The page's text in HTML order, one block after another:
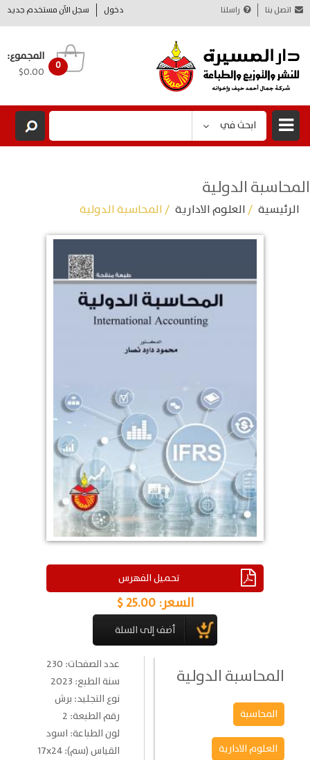
دخول سجل الآن مستخدم جديد اتصل بنا راسلنا
0
المجموع:
$0.00
ابحث في
المحاسبة الدولية
الرئيسية /العلوم الادارية / المحاسبة الدولية
تحميل الفهرس
السعر:25.00 $
المحاسبة الدولية
المحاسبة
العلوم الادارية
عدد الصفحات: 230
سنة الطبع: 2023
نوع التجليد: برش
رقم الطبعة: 2
لون الطباعة: اسود
القياس (سم): 17x24